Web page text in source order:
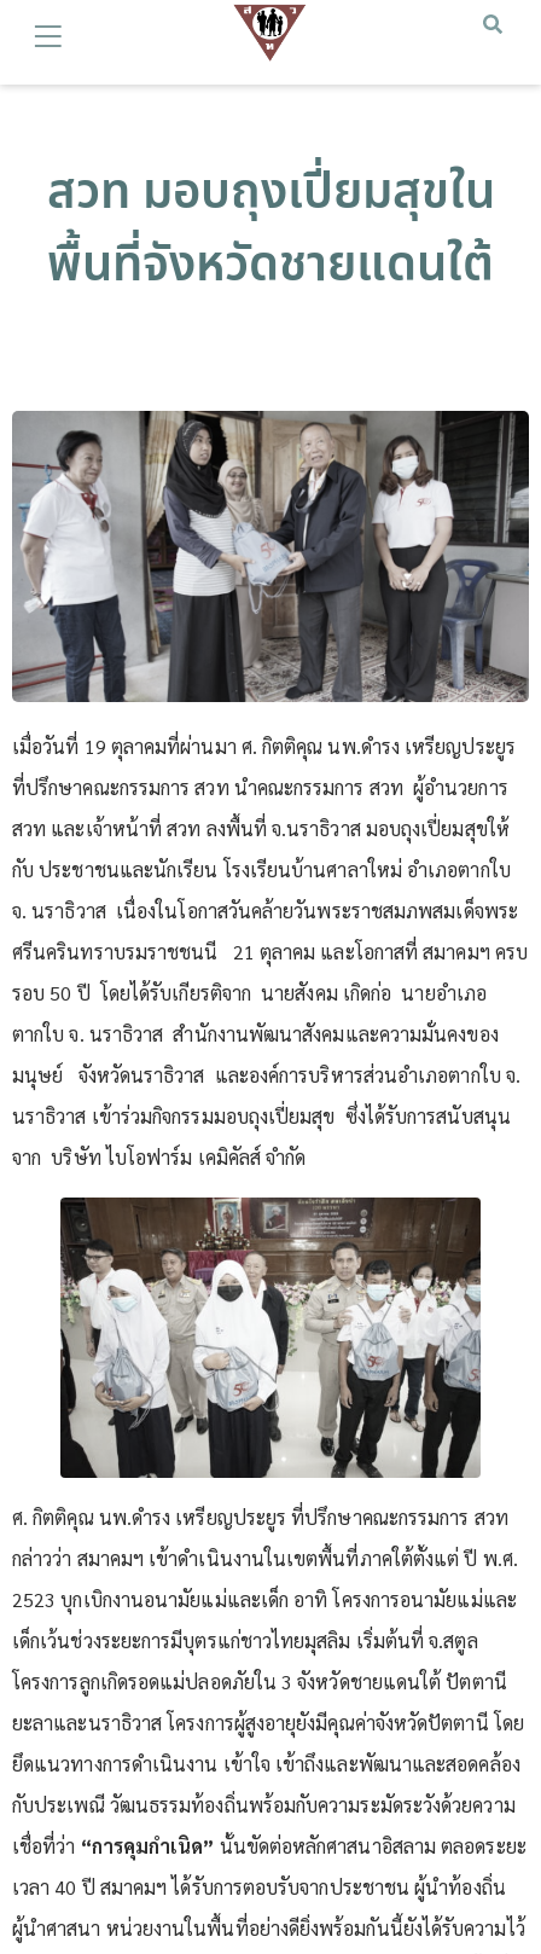
สวท มอบถุงเปี่ยมสุขใน
พื้นที่จังหวัดชายแดนใต้
เมื่อวันที่ 19 ตุลาคมที่ผ่านมา ศ. กิตติคุณ นพ.ดำรง เหรียญประยูร
ที่ปรึกษาคณะกรรมการ สวท นำคณะกรรมการ สวท ผู้อำนวยการ
สวท และเจ้าหน้าที่ สวท ลงพื้นที่ จ.นราธิวาส มอบถุงเปี่ยมสุขให้
กับ ประชาชนและนักเรียน โรงเรียนบ้านศาลาใหม่ อำเภอตากใบ
จ. นราธิวาส เนื่องในโอกาสวันคล้ายวันพระราชสมภพสมเด็จพระ
ศรีนครินทราบรมราชชนนี 21 ตุลาคม และโอกาสที่ สมาคมฯ ครบ
รอบ 50 ปี โดยได้รับเกียรติจาก นายสังคม เกิดก่อ นายอำเภอ
ตากใบ จ. นราธิวาส สำนักงานพัฒนาสังคมและความมั่นคงของ
มนุษย์ จังหวัดนราธิวาส และองค์การบริหารส่วนอำเภอตากใบ จ.
นราธิวาส เข้าร่วมกิจกรรมมอบถุงเปี่ยมสุข ซึ่งได้รับการสนับสนุน
จาก บริษัท ไบโอฟาร์ม เคมิคัลส์ จำกัด
ศ. กิตติคุณ นพ.ดำรง เหรียญประยูร ที่ปรึกษาคณะกรรมการ สวท
กล่าวว่า สมาคมฯ เข้าดำเนินงานในเขตพื้นที่ภาคใต้ตั้งแต่ ปี พ.ศ.
2523 บุกเบิกงานอนามัยแม่และเด็ก อาทิ โครงการอนามัยแม่และ
เด็กเว้นช่วงระยะการมีบุตรแก่ชาวไทยมุสลิม เริ่มต้นที่ จ.สตูล
โครงการลูกเกิดรอดแม่ปลอดภัยใน 3 จังหวัดชายแดนใต้ ปัตตานี
ยะลาและนราธิวาส โครงการผู้สูงอายุยังมีคุณค่าจังหวัดปัตตานี โดย
ยึดแนวทางการดำเนินงาน เข้าใจ เข้าถึงและพัฒนาและสอดคล้อง
กับประเพณี วัฒนธรรมท้องถิ่นพร้อมกับความระมัดระวังด้วยความ
เชื่อที่ว่า “การคุมกำเนิด” นั้นขัดต่อหลักศาสนาอิสลาม ตลอดระยะ
เวลา 40 ปี สมาคมฯ ได้รับการตอบรับจากประชาชน ผู้นำท้องถิ่น
ผู้นำศาสนา หน่วยงานในพื้นที่อย่างดียิ่งพร้อมกันนี้ยังได้รับความไว้